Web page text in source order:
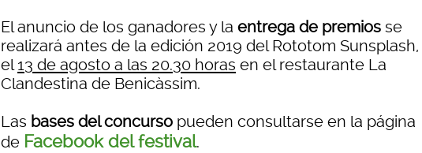
El anuncio de los ganadores y la entrega de premios se
realizará antes de la edición 2019 del Rototom Sunsplash,
el13 de agosto a las 20.30 horas en el restaurante La
Clandestina de Benicàssim.
Las bases del concurso pueden consultarse en la página
de Facebook del festival.